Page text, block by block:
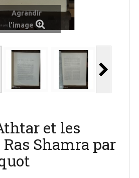
Agrandir
l'image
et les
Shamra par